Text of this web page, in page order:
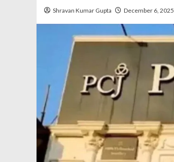
Shravan Kumar Gupta December 6, 2025